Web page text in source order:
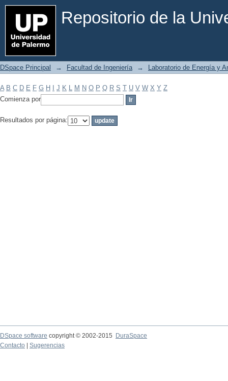
Repositorio de la
Filtrar por: Materia
DSpace Principal → Facultad de Ingeniería → Laboratorio de Energía y
A B C D E F G H J K L M N O P Q R S T U V W X Y Z
Comienza por
Resultados por página:
DSpace software copyright © 2002-2015
DuraSpace
Contacto
Sugerencias